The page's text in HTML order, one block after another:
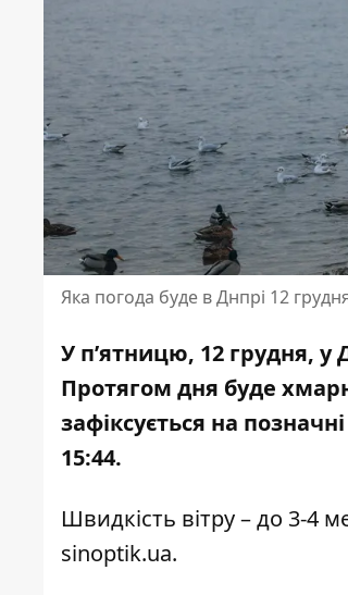
Яка погода буде в Днпрі 12
У п’ятницю, 12 грудня,
Протягом дня буде
зафіксується на
15:44.
Швидкість вітру – до 3-4
sinoptik.ua.